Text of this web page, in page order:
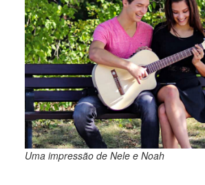
Uma impressão de Nele e Noah